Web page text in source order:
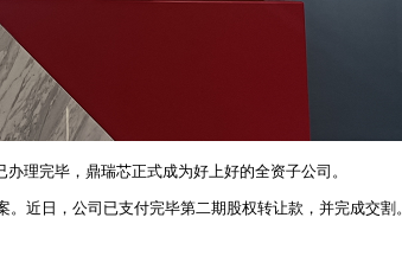
理完毕，鼎瑞芯正式成为好上好的全资子公司。
近日，公司已支付完毕第二期股权转让款，并完成交